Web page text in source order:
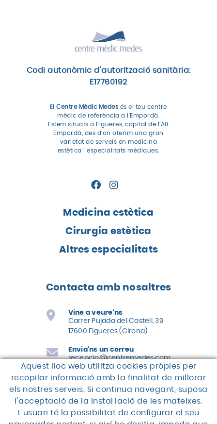
Codi autonòmic d'autorització sanitària:
E17760192
ElCentre Mèdic Medes és el teu centre
mèdic de referència a l'Empordà.
Estem situats a Figueres, capital de l'Alt
Empordà, des d'on oferim una gran
varietat de serveis en medicina
estètica i especialitats mèdiques.
Medicina estètica
Cirurgia estètica
Altres especialitats
Contacta amb nosaltres
Vine a veure'ns
Carrer Pujada del Castell, 39
17600 Figueres (Girona)
Envia'ns un correu
recepcio@centremedes.com
Truca'ns
972 67 50 00
Aquest lloc web utilitza cookies pròpies per
recopilar informació amb la finalitat de millorar
els nostres serveis. Si continua navegant, suposa
l'acceptació de la instal·lació de les mateixes.
L'usuari té la possibilitat de configurar el seu